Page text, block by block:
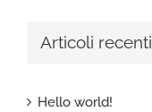
Articoli recenti
Hello world!